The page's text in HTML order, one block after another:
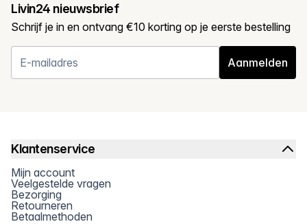
Livin24 nieuwsbrief
Schrijf je in en ontvang €10 korting op je eerste bestelling
Aanmelden
Klantenservice
Mijn account
Veelgestelde vragen
Bezorging
Retourneren
Betaalmethoden